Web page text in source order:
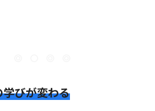
びが変わる